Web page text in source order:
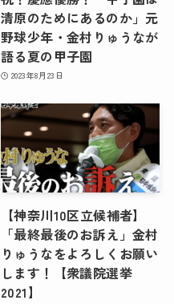
清原のためにあるのか」元
野球少年・金村りゅうなが
語る夏の甲子園
2023年8月23日
【神奈川10区立候補者】
「最終最後のお訴え」金村
りゅうなをよろしくお願い
します！【衆議院選挙
2021】